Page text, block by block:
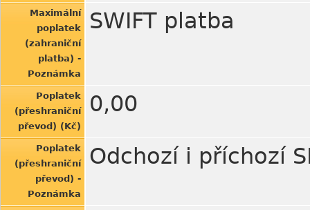
Maximální
poplatek
(zahraniční
platba) -
Poznámka
SWIFT platba
Poplatek
(přeshraniční
převod) (Kč)
0,00
Poplatek
(přeshraniční
převod) -
Poznámka
Odchozí i příchozí